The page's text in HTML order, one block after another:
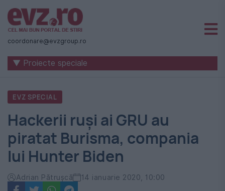
Știri
naționale
internaționale
România
-
Evenimentul
Zilei
coordonare@evzgroup.ro
▼ Proiecte speciale
EVZ SPECIAL
Hackerii ruși ai GRU au
piratat Burisma, compania
lui Hunter Biden
Adrian Pătrușcă 14 ianuarie 2020, 10:00